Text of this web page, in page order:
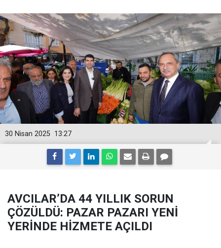
13:27
30 Nisan 2025
AVCILAR’DA 44 YILLIK SORUN
ÇÖZÜLDÜ: PAZAR PAZARI YENİ
YERİNDE HİZMETE AÇILDI